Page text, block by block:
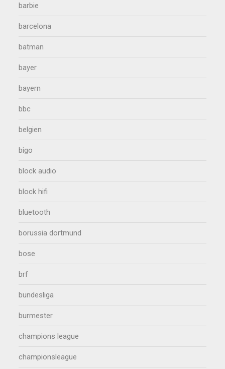
barbie
barcelona
batman
bayer
bayern
bbc
belgien
bigo
block audio
block hifi
bluetooth
borussia dortmund
bose
brf
bundesliga
burmester
champions league
championsleague